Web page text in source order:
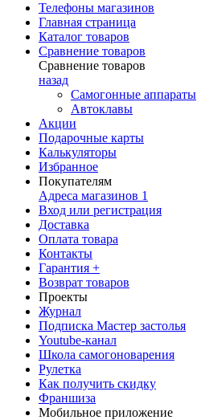
Телефоны магазинов
Главная страница
Каталог товаров
Сравнение товаров
Сравнение товаров
назад
Самогонные аппараты
Автоклавы
Акции
Подарочные карты
Калькуляторы
Избранное
Покупателям
Адреса магазинов 1
Вход или регистрация
Доставка
Оплата товара
Контакты
Гарантия +
Возврат товаров
Проекты
Журнал
Подписка Мастер застолья
Youtube-канал
Школа самогоноварения
Рулетка
Как получить скидку
Франшиза
Мобильное приложение